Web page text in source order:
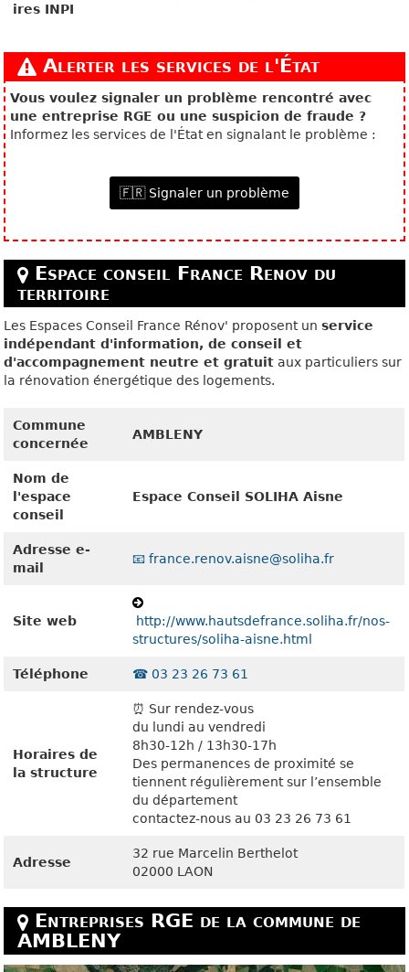
ires INPI
Alerter les services de l'État
Vous voulez signaler un problème rencontré avec
une entreprise RGE ou une suspicion de fraude ?
Informez les services de l'État en signalant le problème :
🇫🇷 Signaler un problème
Espace conseil France Renov du
territoire
Les Espaces Conseil France Rénov' proposent unservice
indépendant d'information, de conseil et
d'accompagnement neutre et gratuit aux particuliers sur
la rénovation énergétique des logements.
Commune
concernée
AMBLENY
Nom de
l'espace
conseil
Espace Conseil SOLIHA Aisne
Adresse e-
mail
📧 france.renov.aisne@soliha.fr
Site web
http://www.hautsdefrance.soliha.fr/nos-
structures/soliha-aisne.html
Téléphone ☎️ 03 23 26 73 61
Horaires de
la structure
⏰ Sur rendez-vous
du lundi au vendredi
8h30-12h / 13h30-17h
Des permanences de proximité se
tiennent régulièrement sur l’ensemble
du département
contactez-nous au 03 23 26 73 61
Adresse
32 rue Marcelin Berthelot
02000 LAON
Entreprises RGE de la commune de
AMBLENY